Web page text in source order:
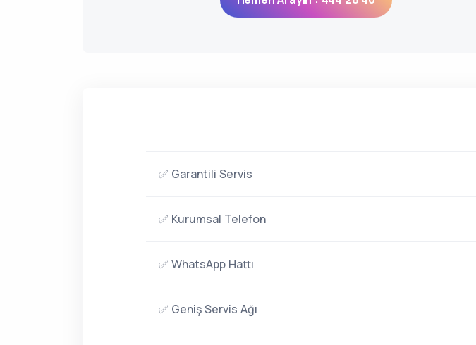
✅ Garantili Servis
✅ Kurumsal Telefon
✅ WhatsApp Hattı
✅ Geniş Servis Ağı